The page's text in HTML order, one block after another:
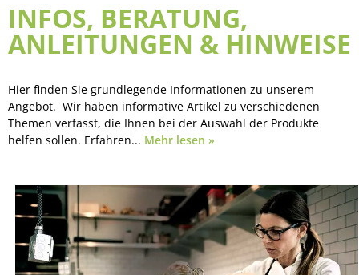
INFOS, BERATUNG,
ANLEITUNGEN & HINWEISE
Hier finden Sie grundlegende Informationen zu unserem
Angebot. Wir haben informative Artikel zu verschiedenen
Themen verfasst, die Ihnen bei der Auswahl der Produkte
helfen sollen. Erfahren... Mehr lesen »